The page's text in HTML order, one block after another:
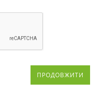
ПРОДОВЖИТИ